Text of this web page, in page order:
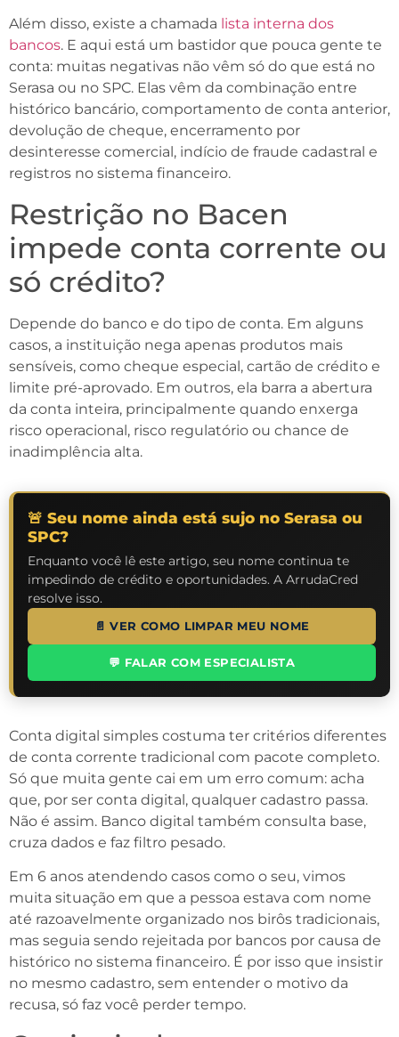
Além disso, existe a chamada lista interna dos
bancos. E aqui está um bastidor que pouca gente te
conta: muitas negativas não vêm só do que está no
Serasa ou no SPC. Elas vêm da combinação entre
histórico bancário, comportamento de conta anterior,
devolução de cheque, encerramento por
desinteresse comercial, indício de fraude cadastral e
registros no sistema financeiro.
Restrição no Bacen
impede conta corrente ou
só crédito?
Depende do banco e do tipo de conta. Em alguns
casos, a instituição nega apenas produtos mais
sensíveis, como cheque especial, cartão de crédito e
limite pré-aprovado. Em outros, ela barra a abertura
da conta inteira, principalmente quando enxerga
risco operacional, risco regulatório ou chance de
inadimplência alta.
🚨 Seu nome ainda está sujo no Serasa ou
SPC?
Enquanto você lê este artigo, seu nome continua te
impedindo de crédito e oportunidades. A ArrudaCred
resolve isso.
📄 VER COMO LIMPAR MEU NOME
💬 FALAR COM ESPECIALISTA
Conta digital simples costuma ter critérios diferentes
de conta corrente tradicional com pacote completo.
Só que muita gente cai em um erro comum: acha
que, por ser conta digital, qualquer cadastro passa.
Não é assim. Banco digital também consulta base,
cruza dados e faz filtro pesado.
Em 6 anos atendendo casos como o seu, vimos
muita situação em que a pessoa estava com nome
até razoavelmente organizado nos birôs tradicionais,
mas seguia sendo rejeitada por bancos por causa de
histórico no sistema financeiro. É por isso que insistir
no mesmo cadastro, sem entender o motivo da
recusa, só faz você perder tempo.